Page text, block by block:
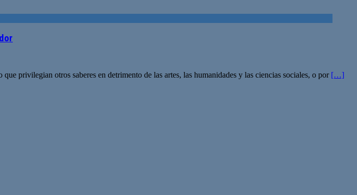
privilegian otros saberes en detrimento de las artes, las humanidades y las ciencias sociales, o por […]